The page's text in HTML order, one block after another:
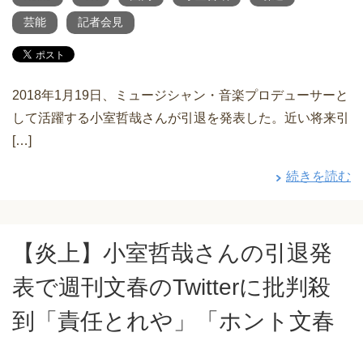
芸能 記者会見
2018年1月19日、ミュージシャン・音楽プロデューサーと
して活躍する小室哲哉さんが引退を発表した。近い将来引
[…]
続きを読む
【炎上】小室哲哉さんの引退発
表で週刊文春のTwitterに批判殺
到「責任とれや」「ホント文春